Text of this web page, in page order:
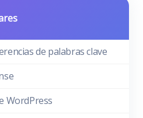
de palabras clave
WordPress